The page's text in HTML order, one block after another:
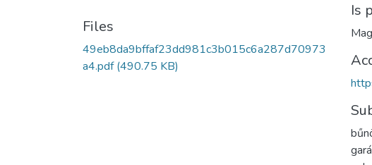
Files
49eb8da9bffaf23dd981c3b015c6a287d70973
a4.pdf(490.75 KB)
Is